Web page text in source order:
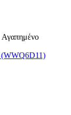
Αγαπημένο
(WWQ6D11)